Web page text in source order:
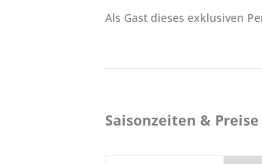
Als Gast dieses exklusiven
Saisonzeiten &